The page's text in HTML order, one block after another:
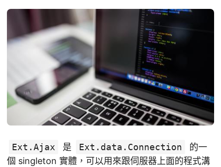
Ext.Ajax 是 Ext.data.Connection
的一
個 singleton 實體，可以用來跟伺服器上面的程式溝